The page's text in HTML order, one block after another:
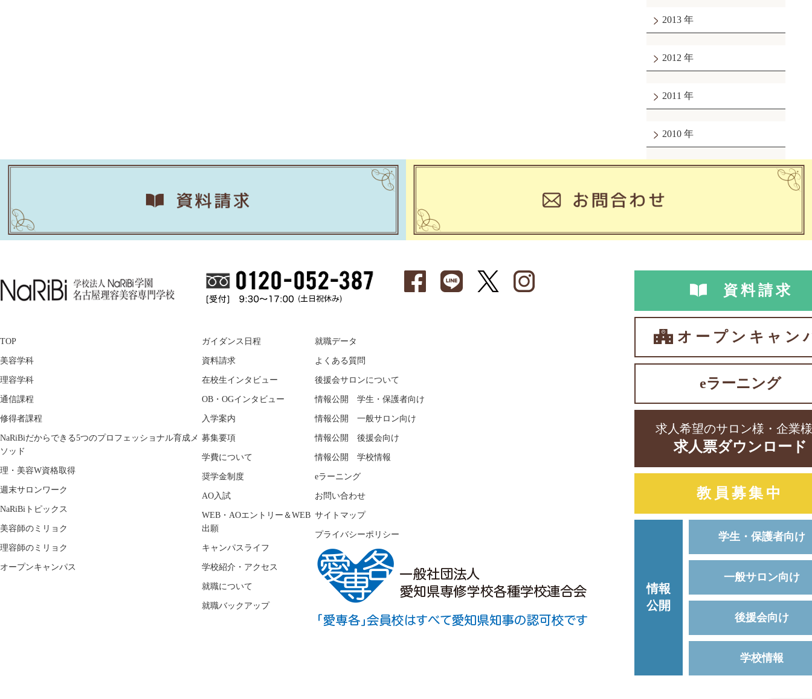
2013
2012
2011
2010
TOP
美容学科
理容学科
通信課程
修得者課程
NaRiBiだからできる5つのプロフェッショナル育成メ
ソッド
理・美容W資格取得
週末サロンワーク
NaRiBiトピックス
美容師のミリョク
理容師のミリョク
オープンキャンパス
ガイダンス日程
資料請求
在校生インタビュー
OB・OGインタビュー
入学案内
募集要項
学費について
奨学金制度
AO入試
WEB・AOエントリー＆WEB
出願
キャンパスライフ
学校紹介・アクセス
就職について
就職バックアップ
就職データ
よくある質問
後援会サロンについて
情報公開 学生・保護者向け
情報公開 一般サロン向け
情報公開 後援会向け
情報公開 学校情報
eラーニング
お問い合わせ
サイトマップ
プライバシーポリシー
資料請求
オープンキャン
eラーニング
求人希望のサロン様・企業
求人票ダウンロード
教員募集中
情報
公開
学生・保護者向け
一般サロン向け
後援会向け
学校情報